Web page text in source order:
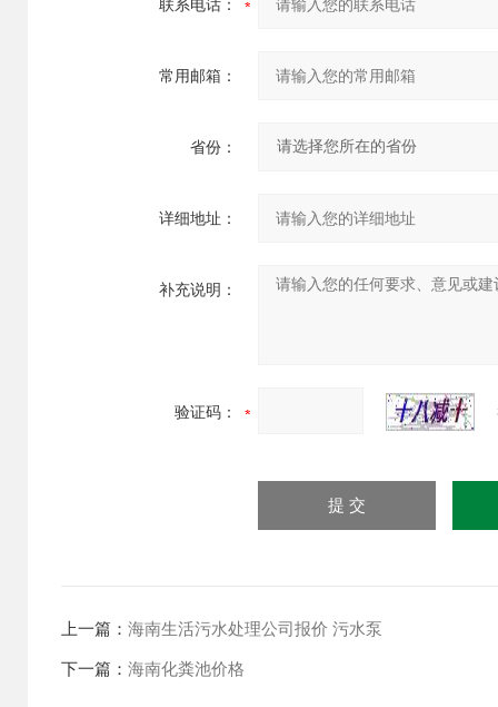
联系电话：
常用邮箱：
省份：
详细地址：
补充说明：
验证码：
上一篇： 海南生活污水处理公司报价 污水泵
下一篇： 海南化粪池价格